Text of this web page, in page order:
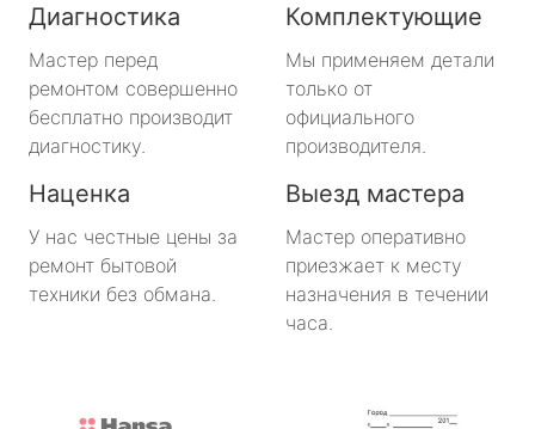
Диагностика
Мастер перед
ремонтом совершенно
бесплатно производит
диагностику.
Комплектующие
Мы применяем детали
только от
официального
производителя.
Наценка
У нас честные цены за
ремонт бытовой
техники без обмана.
Выезд мастера
Мастер оперативно
приезжает к месту
назначения в течении
часа.